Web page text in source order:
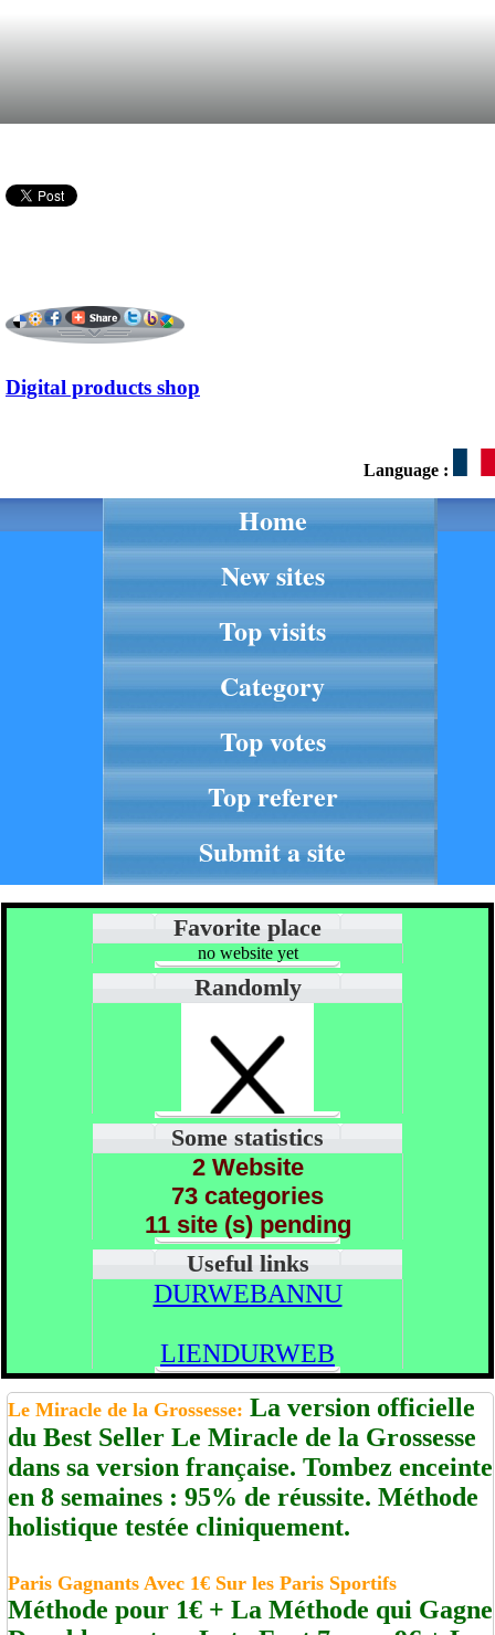
Digital products shop
Language :
Home
New sites
Top visits
Category
Top votes
Top referer
Submit a site
Favorite place
no website yet
Randomly
Some statistics
2 Website
73 categories
11 site (s) pending
Useful links
DURWEBANNU
LIENDURWEB
Le Miracle de la Grossesse: La version officielle
du Best Seller Le Miracle de la Grossesse
dans sa version française. Tombez enceinte
en 8 semaines : 95% de réussite. Méthode
holistique testée cliniquement.
Paris Gagnants Avec 1€ Sur les Paris Sportifs
Méthode pour 1€ + La Méthode qui Gagne